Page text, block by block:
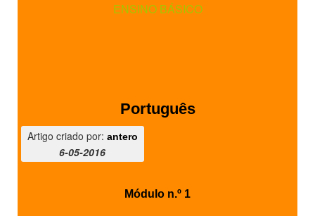
@parlamentodosjovens_esaq
@esaq.erasmus
ENSINO BÁSICO
Português
Artigo criado por: antero
6-05-2016
Módulo n.º 1